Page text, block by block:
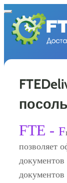
Навигация
FTE - F
позволяет